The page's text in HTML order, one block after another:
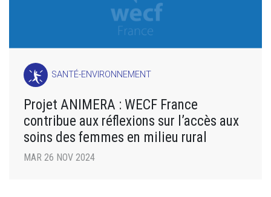
SANTÉ-ENVIRONNEMENT
Projet ANIMERA : WECF France
contribue aux réflexions sur l’accès aux
soins des femmes en milieu rural
MAR 26 NOV 2024